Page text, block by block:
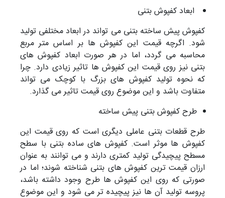
ابعاد کفپوش بتنی
کفپوش پیش ساخته بتنی می تواند در ابعاد مختلفی تولید
شود. اگرچه قیمت این کفپوش ها بر اساس متر مربع
محاسبه می گردد، اما در هر صورت ابعاد کفپوش های
بتنی نیز روی قیمت این کفپوش ها تاثیر زیادی دارد. چرا
که نحوه تولید کفپوش های بزرگ با کوچک می تواند
متفاوت باشد و این موضوع روی قیمت تاثیر می گذارد.
طرح کفپوش بتنی پیش ساخته
طرح قطعات بتنی عاملی دیگری است که روی قیمت این
کفپوش ها موثر است. کفپوش های ساده بتنی با سطح
مسطح پیچیدگی تولید کمتری دارند و می توانند به عنوان
ارزان قیمت ترین کفپوش های بتنی شناخته شوند؛ اما در
صورتی که روی این کفپوش ها طرح وجود داشته باشد،
پروسه تولید آن ها نیز پیچیده تر می شود و این موضوع